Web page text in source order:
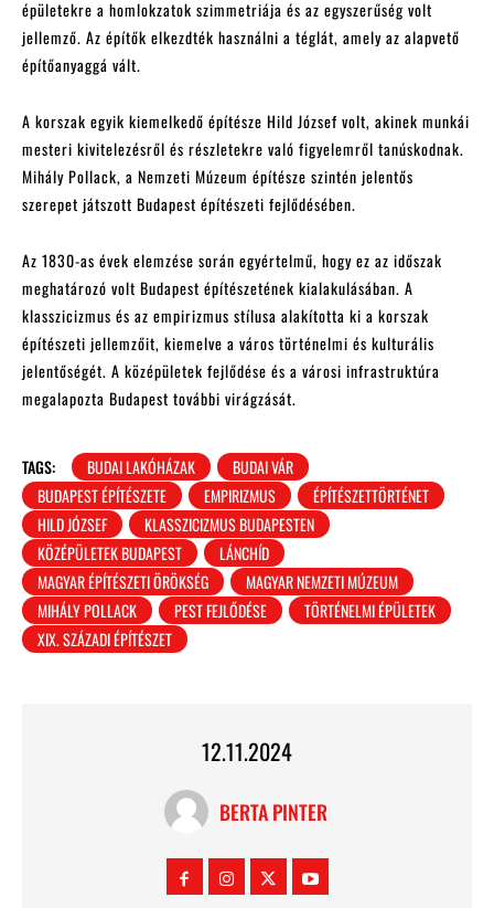
épületekre a homlokzatok szimmetriája és az egyszerűség volt
jellemző. Az építők elkezdték használni a téglát, amely az alapvető
építőanyaggá vált.
A korszak egyik kiemelkedő építésze Hild József volt, akinek munkái
mesteri kivitelezésről és részletekre való figyelemről tanúskodnak.
Mihály Pollack, a Nemzeti Múzeum építésze szintén jelentős
szerepet játszott Budapest építészeti fejlődésében.
Az 1830-as évek elemzése során egyértelmű, hogy ez az időszak
meghatározó volt Budapest építészetének kialakulásában. A
klasszicizmus és az empirizmus stílusa alakította ki a korszak
építészeti jellemzőit, kiemelve a város történelmi és kulturális
jelentőségét. A középületek fejlődése és a városi infrastruktúra
megalapozta Budapest további virágzását.
TAGS: BUDAI LAKÓHÁZAK
BUDAI VÁR
BUDAPEST ÉPÍTÉSZETE
EMPIRIZMUS
ÉPÍTÉSZETTÖRTÉNET
HILD JÓZSEF
KLASSZICIZMUS BUDAPESTEN
KÖZÉPÜLETEK BUDAPEST
LÁNCHÍD
MAGYAR ÉPÍTÉSZETI ÖRÖKSÉG
MAGYAR NEMZETI MÚZEUM
MIHÁLY POLLACK
PEST FEJLŐDÉSE
TÖRTÉNELMI ÉPÜLETEK
XIX. SZÁZADI ÉPÍTÉSZET
12.11.2024
BERTA PINTER